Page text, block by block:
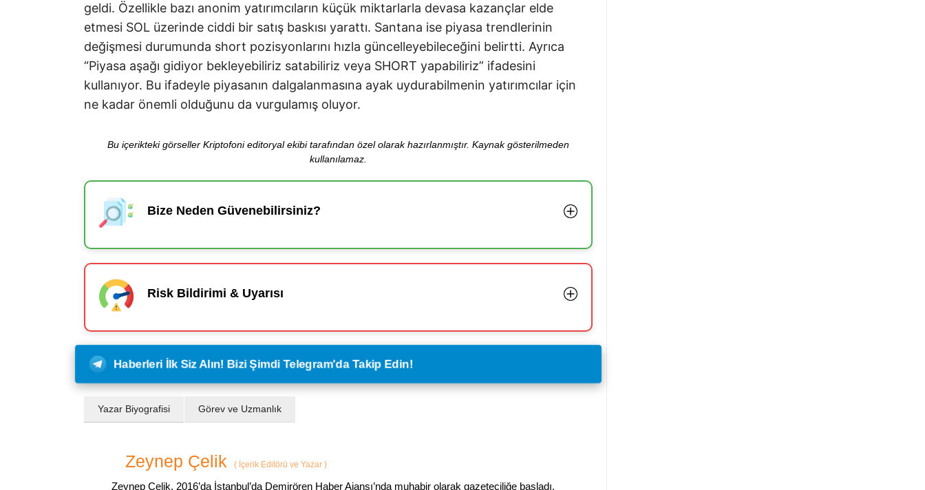
geldi. Özellikle bazı anonim yatırımcıların küçük miktarlarla devasa kazançlar elde
etmesi SOL üzerinde ciddi bir satış baskısı yarattı. Santana ise piyasa trendlerinin
değişmesi durumunda short pozisyonlarını hızla güncelleyebileceğini belirtti. Ayrıca
“Piyasa aşağı gidiyor bekleyebiliriz satabiliriz veya SHORT yapabiliriz” ifadesini
kullanıyor. Bu ifadeyle piyasanın dalgalanmasına ayak uydurabilmenin yatırımcılar için
ne kadar önemli olduğunu da vurgulamış oluyor.
Bu içerikteki görseller Kriptofoni editoryal ekibi tarafından özel olarak hazırlanmıştır. Kaynak gösterilmeden
kullanılamaz.
Bize Neden Güvenebilirsiniz?
Risk Bildirimi & Uyarısı
Haberleri İlk Siz Alın! Bizi Şimdi Telegram'da Takip Edin!
Yazar Biyografisi Görev ve Uzmanlık
Zeynep Çelik ( İçerik Editörü ve Yazar )
Zeynep Çelik, 2016’da İstanbul’da Demirören Haber Ajansı’nda muhabir olarak gazeteciliğe başladı.